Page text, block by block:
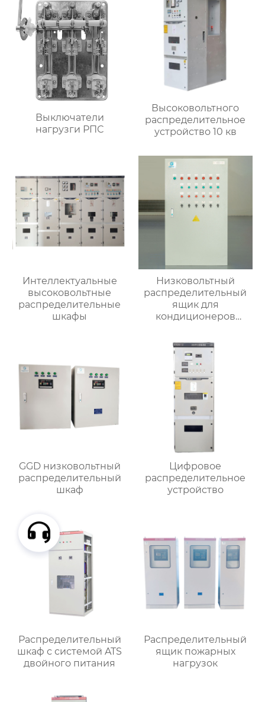
Выключатели
нагрузги РПС
Высоковольтного
распределительное
устройство 10 кв
Интеллектуальные
высоковольтные
распределительные
шкафы
Низковольтный
распределительный
ящик для
кондиционеров
GGD низковольтный
распределительный
шкаф
Цифровое
распределительное
устройство
Распределительный
шкаф с системой ATS
двойного питания
Распределительный
ящик пожарных
нагрузок